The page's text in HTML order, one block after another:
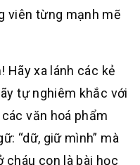
viên từng mạnh mẽ
Hãy xa lánh các kẻ
tự nghiêm khắc với
văn hoá phẩm
“dữ, giữ mình” mà
cháu con là bài học